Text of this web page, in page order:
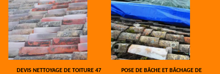
DEVIS NETTOYAGE DE TOITURE 47
POSE DE BÂCHE ET BÂCHAGE DE